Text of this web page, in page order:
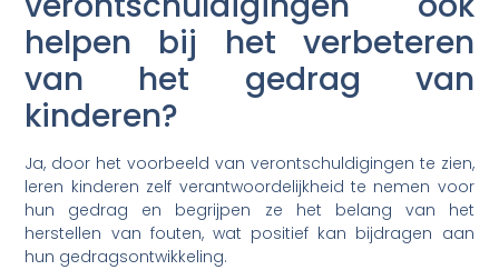
helpen bij het verbeteren
van het gedrag van
kinderen?
Ja, door het voorbeeld van verontschuldigingen te zien,
leren kinderen zelf verantwoordelijkheid te nemen voor
hun gedrag en begrijpen ze het belang van het
herstellen van fouten, wat positief kan bijdragen aan
hun gedragsontwikkeling.